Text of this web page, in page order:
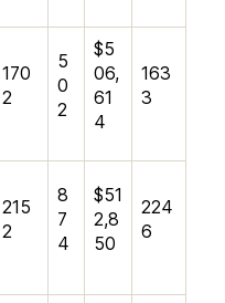
170
2
5
0
2
$5
06,
61
4
163
3
215
2
8
7
4
$51
2,8
50
224
6